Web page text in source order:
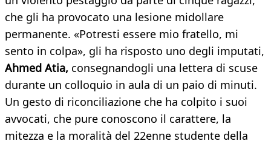
che gli ha provocato una lesione midollare
permanente. «Potresti essere mio fratello, mi
sento in colpa», gli ha risposto uno degli imputati,
Ahmed Atia, consegnandogli una lettera di scuse
durante un colloquio in aula di un paio di minuti.
Un gesto di riconciliazione che ha colpito i suoi
avvocati, che pure conoscono il carattere, la
mitezza e la moralità del 22enne studente della